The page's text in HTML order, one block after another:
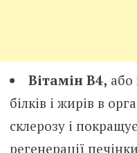
Вітамін В4, або
білків і жирів в
склерозу і
регенерації